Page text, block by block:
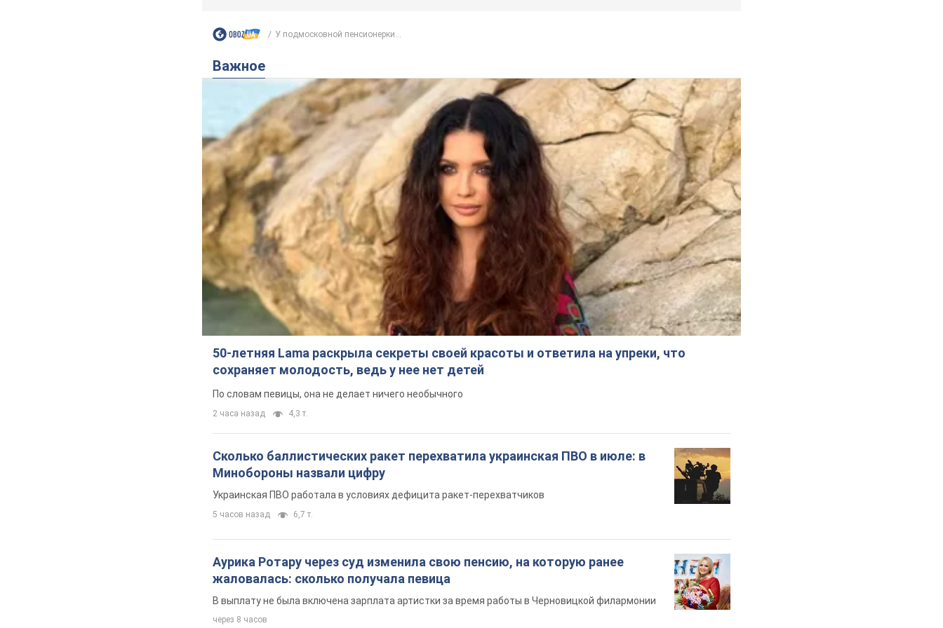
У подмосковной пенсионерки...
Важное
50-летняя Lama раскрыла секреты своей красоты и ответила на упреки, что
сохраняет молодость, ведь у нее нет детей
По словам певицы, она не делает ничего необычного
2 часа назад 4,3 т.
Сколько баллистических ракет перехватила украинская ПВО в июле: в
Минобороны назвали цифру
Украинская ПВО работала в условиях дефицита ракет-перехватчиков
5 часов назад 6,7 т.
Аурика Ротару через суд изменила свою пенсию, на которую ранее
жаловалась: сколько получала певица
В выплату не была включена зарплата артистки за время работы в Черновицкой филармонии
через 8 часов